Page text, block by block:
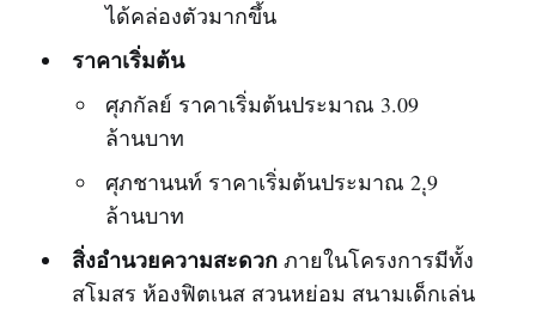
ได้คล่องตัวมากขึ้น
ราคาเริ่มต้น
ศุภกัลย์ ราคาเริ่มต้นประมาณ 3.09
ล้านบาท
ศุภชานนท์ ราคาเริ่มต้นประมาณ 2.ุ9
ล้านบาท
สิ่งอำนวยความสะดวกภายในโครงการมีทั้ง
สโมสร ห้องฟิตเนส สวนหย่อม สนามเด็กเล่น